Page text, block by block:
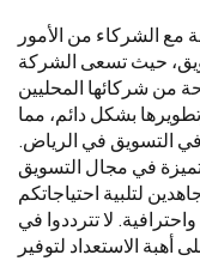
مع الشركاء من الأمور
حيث تسعى الشركة
من شركائها المحليين
بشكل دائم، مما
التسويق في الرياض.
في مجال التسويق
لتلبية احتياجاتكم
لا تترددوا في
أهبة الاستعداد لتوفير